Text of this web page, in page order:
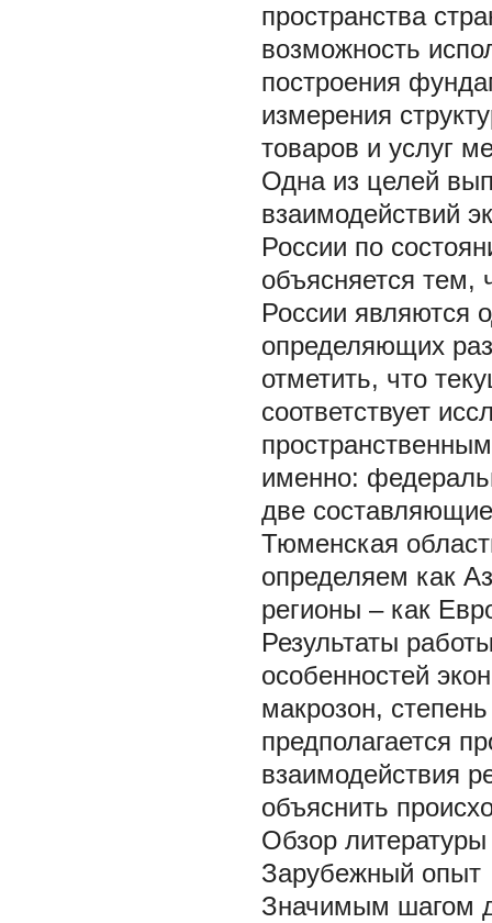
пространства
возможность
построения
измерения
товаров и услуг
Одна из целей
взаимодействий
России по
объясняется тем,
России являются
определяющих
отметить, что
соответствует
именно:
две
Тюменская
определяем как
регионы – как
Результаты
особенностей
макрозон,
предполагается
взаимодействия
объяснить
Обзор литературы
Зарубежный опыт
Значимым шагом